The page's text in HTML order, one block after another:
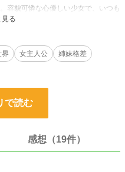
容貌可憐な心優しい少女で、いつも
ラとハル・シオニア。
騎士で、ヨシュアは堅物、ハルは
だった。
ではなく。
のわたしの物語だ。
界 女主人公
姉妹格差
で読む
感想（19件）